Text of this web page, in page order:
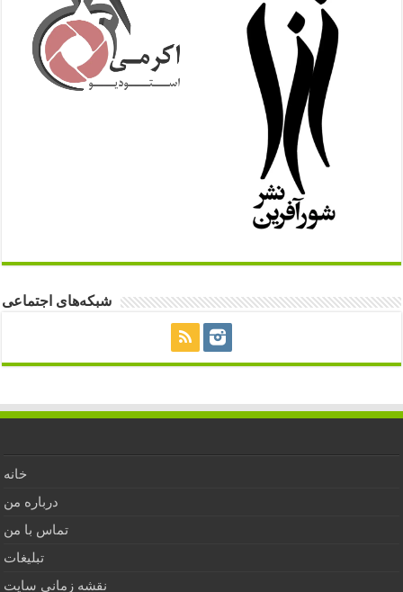
شبکه‌های اجتماعی
خانه
درباره من
تماس با من
تبلیغات
نقشه زمانی سایت